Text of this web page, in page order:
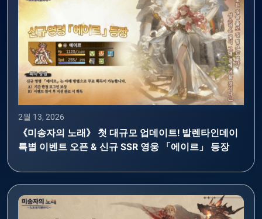
2월 13, 2026
《미송자의 노래》 첫 대규모 업데이트! 발렌타인데이
특별 이벤트 오픈 & 신규 SSR 영웅 「에이르」 등장